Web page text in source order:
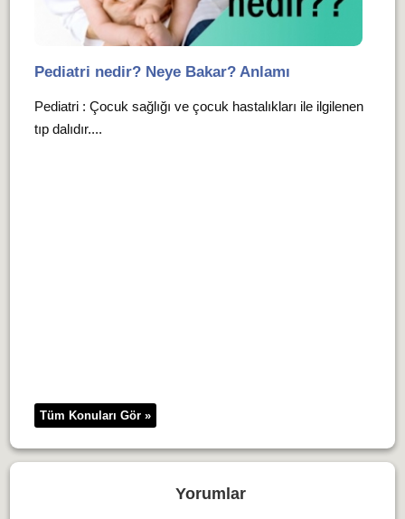
Pediatri nedir? Neye Bakar? Anlamı
Pediatri : Çocuk sağlığı ve çocuk hastalıkları ile ilgilenen
tıp dalıdır....
Tüm Konuları Gör »
Yorumlar